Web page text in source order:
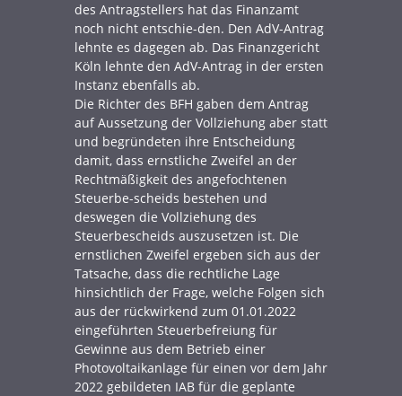
des Antragstellers hat das Finanzamt
noch nicht entschie-den. Den AdV-Antrag
lehnte es dagegen ab. Das Finanzgericht
Köln lehnte den AdV-Antrag in der ersten
Instanz ebenfalls ab.
Die Richter des BFH gaben dem Antrag
auf Aussetzung der Vollziehung aber statt
und begründeten ihre Entscheidung
damit, dass ernstliche Zweifel an der
Rechtmäßigkeit des angefochtenen
Steuerbe-scheids bestehen und
deswegen die Vollziehung des
Steuerbescheids auszusetzen ist. Die
ernstlichen Zweifel ergeben sich aus der
Tatsache, dass die rechtliche Lage
hinsichtlich der Frage, welche Folgen sich
aus der rückwirkend zum 01.01.2022
eingeführten Steuerbefreiung für
Gewinne aus dem Betrieb einer
Photovoltaikanlage für einen vor dem Jahr
2022 gebildeten IAB für die geplante